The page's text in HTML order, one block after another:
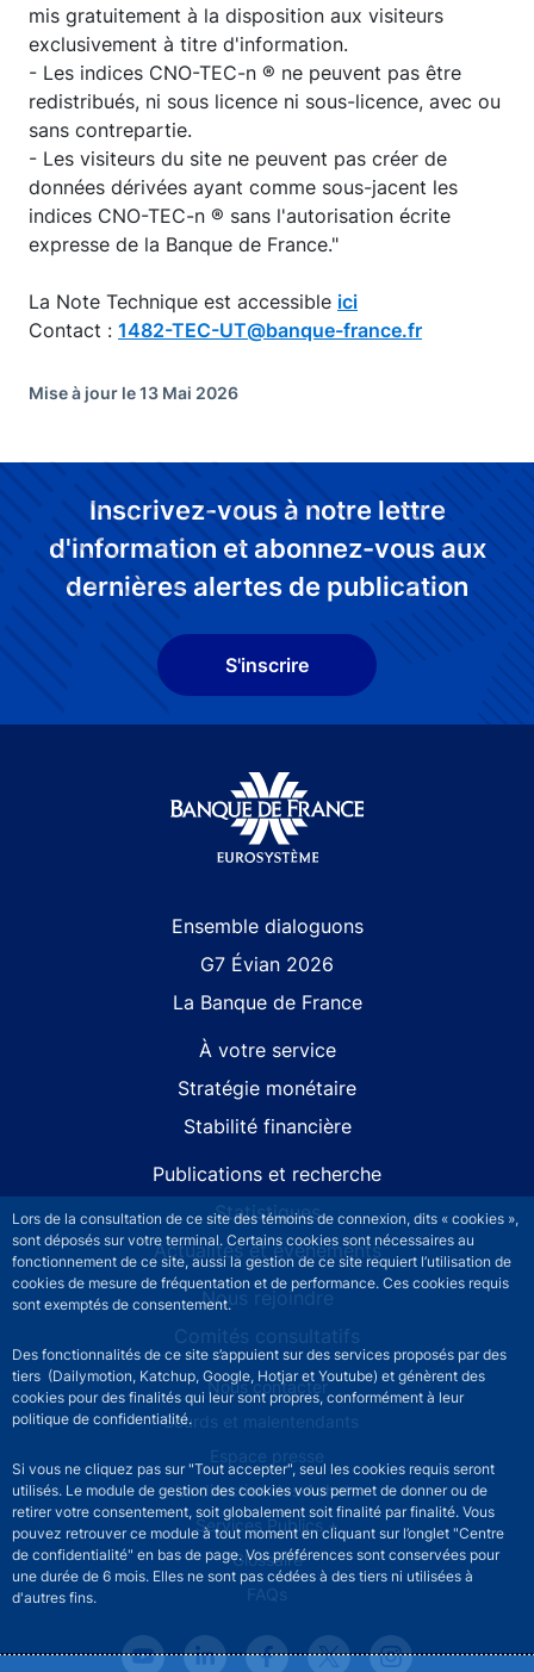
Lors de la consultation de ce site des témoins de connexion, dits « cookies »,
sont déposés sur votre terminal. Certains cookies sont nécessaires au
fonctionnement de ce site, aussi la gestion de ce site requiert l’utilisation de
cookies de mesure de fréquentation et de performance. Ces cookies requis
sont exemptés de consentement.
Des fonctionnalités de ce site s’appuient sur des services proposés par des
tiers (Dailymotion, Katchup, Google, Hotjar et Youtube) et génèrent des
cookies pour des finalités qui leur sont propres, conformément à leur
politique de confidentialité.
Si vous ne cliquez pas sur "Tout accepter", seul les cookies requis seront
utilisés. Le module de gestion des cookies vous permet de donner ou de
retirer votre consentement, soit globalement soit finalité par finalité. Vous
pouvez retrouver ce module à tout moment en cliquant sur l’onglet "Centre
de confidentialité" en bas de page. Vos préférences sont conservées pour
une durée de 6 mois. Elles ne sont pas cédées à des tiers ni utilisées à
d'autres fins.
mis gratuitement à la disposition aux visiteurs
exclusivement à titre d'information.
- Les indices CNO-TEC-n ® ne peuvent pas être
redistribués, ni sous licence ni sous-licence, avec ou
sans contrepartie.
- Les visiteurs du site ne peuvent pas créer de
données dérivées ayant comme sous-jacent les
indices CNO-TEC-n ® sans l'autorisation écrite
expresse de la Banque de France."
La Note Technique est accessible ici
Contact : 1482-TEC-UT@banque-france.fr
Mise à jour le 13 Mai 2026
Inscrivez-vous à notre lettre
d'information et abonnez-vous aux
dernières alertes de publication
S'inscrire
Ensemble dialoguons
G7 Évian 2026
La Banque de France
À votre service
Stratégie monétaire
Stabilité financière
Publications et recherche
Statistiques
Actualités et événements
Nous rejoindre
Comités consultatifs
Footer secondary menuNous contacter
Sourds et malentendants
Espace presse
La direction des Achats
Services Publics +
Glossaire
FAQs